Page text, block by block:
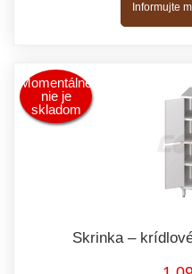
Informujte
Momentálne
nie je
skladom
Skrinka –